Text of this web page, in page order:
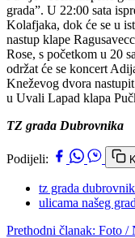
grada”. U 22:00 sata
Kolafjaka, dok će se u
nastup klape
Rose, s početkom u 20
održat će se koncert
Kneževog dvora
u Uvali Lapad klapa
TZ grada Dubrovnika
Podijeli:
tz grada
ulicama našeg
Prethodni članak: